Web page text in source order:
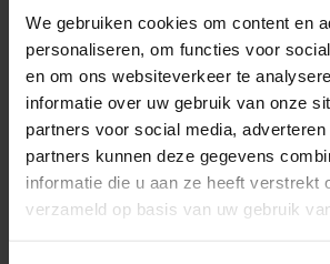
We gebruiken cookies om content en
personaliseren, om functies voor
en om ons websiteverkeer te
informatie over uw gebruik van onze
partners voor social media,
partners kunnen deze gegevens
informatie die u aan ze heeft verstrekt
verzameld op basis van uw gebruik
Verder klaagde de man in cassatie
onrechte ervan is uitgegaan, dat
huwelijk van een vóór het huwelijk
echtenoten ten behoeve van de
door hem ten huwelijk aangebracht
lening, kan worden aangemerkt als